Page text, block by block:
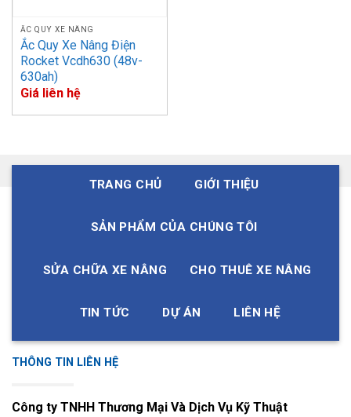
ẮC QUY XE NÂNG
Ắc Quy Xe Nâng Điện
Rocket Vcdh630 (48v-
630ah)
Giá liên hệ
TRANG CHỦ GIỚI THIỆU
SẢN PHẨM CỦA CHÚNG TÔI
SỬA CHỮA XE NÂNG CHO THUÊ XE NÂNG
TIN TỨC DỰ ÁN LIÊN HỆ
THÔNG TIN LIÊN HỆ
Công ty TNHH Thương Mại Và Dịch Vụ Kỹ Thuật